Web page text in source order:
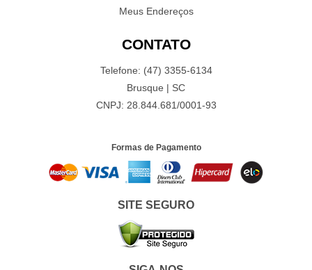
Meus Endereços
CONTATO
Telefone: (47) 3355-6134
Brusque | SC
CNPJ: 28.844.681/0001-93
Formas de Pagamento
SITE SEGURO